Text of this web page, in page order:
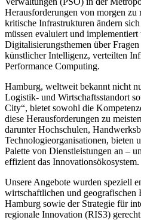
Herausforderungen von morgen
kritische Infrastrukturen ändern
müssen evaluiert und
Digitalisierungsthemen über
künstlicher Intelligenz, verteilten
Performance Computing.
Hamburg, weltweit bekannt nicht
Logistik- und Wirtschaftsstandort
City“, bietet sowohl die
diese Herausforderungen zu
darunter Hochschulen,
Technologieorganisationen, bieten
Palette von Dienstleistungen an –
effizient das Innovationsökosystem.
Unsere Angebote wurden speziell
wirtschaftlichen und geografischen
Hamburg sowie der Strategie für
regionale Innovation (RIS3)